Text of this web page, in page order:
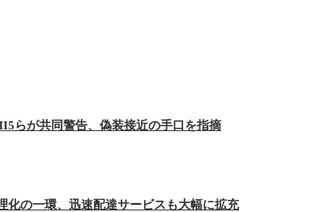
らが共同警告、偽装接近の手口を指摘
化の一環、迅速配達サービスも大幅に拡充